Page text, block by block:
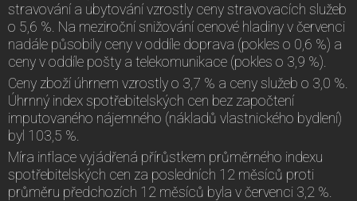
stravování a ubytování vzrostly ceny stravovacích služeb
o 5,6 %. Na meziroční snižování cenové hladiny v červenci
nadále působily ceny v oddíle doprava (pokles o 0,6 %) a
ceny v oddíle pošty a telekomunikace (pokles o 3,9 %).
Ceny zboží úhrnem vzrostly o 3,7 % a ceny služeb o 3,0 %.
Úhrnný index spotřebitelských cen bez započtení
imputovaného nájemného (nákladů vlastnického bydlení)
byl 103,5 %.
Míra inflace vyjádřená přírůstkem průměrného indexu
spotřebitelských cen za posledních 12 měsíců proti
průměru předchozích 12 měsíců byla v červenci 3,2 %.